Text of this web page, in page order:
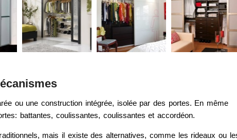
ou une construction intégrée, isolée par des portes. En même
battantes, coulissantes, coulissantes et accordéon.
mais il existe des alternatives, comme les rideaux ou